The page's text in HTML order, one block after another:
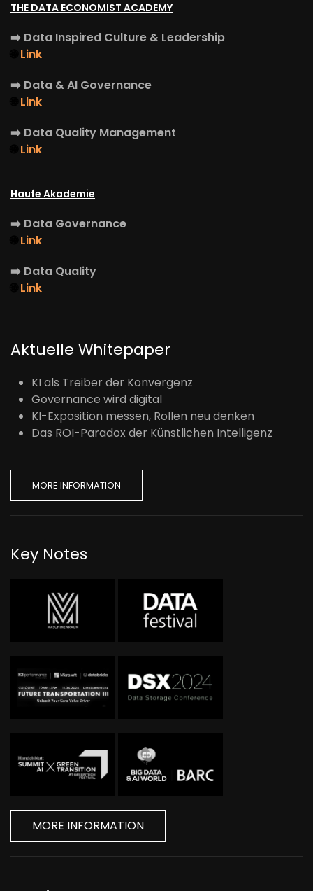
THE DATA ECONOMIST ACADEMY
➡️ Data Inspired Culture & Leadership
Link
➡️ Data & AI Governance
Link
➡️ Data Quality Management
Link
Haufe Akademie
➡️ Data Governance
Link
➡️ Data Quality
Link
Aktuelle Whitepaper
KI als Treiber der Konvergenz
Governance wird digital
KI-Exposition messen, Rollen neu denken
Das ROI-Paradox der Künstlichen Intelligenz
MORE INFORMATION
Key Notes
MORE INFORMATION